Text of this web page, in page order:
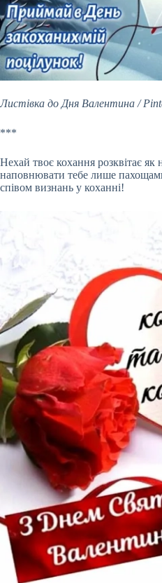
Листівка до Дня Валентина /
***
Нехай твоє кохання розквітає як
наповнювати тебе лише
співом визнань у коханні!